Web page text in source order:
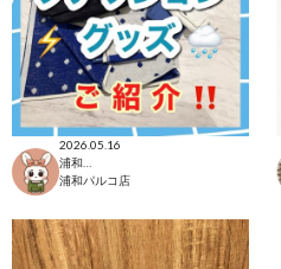
2026.05.16
浦和パルコ店